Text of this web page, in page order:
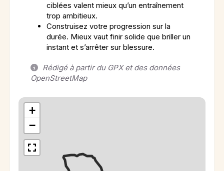
ciblées valent mieux qu’un entraînement
trop ambitieux.
Construisez votre progression sur la
durée. Mieux vaut finir solide que briller un
instant et s’arrêter sur blessure.
Rédigé à partir du GPX et des données
OpenStreetMap
+
−